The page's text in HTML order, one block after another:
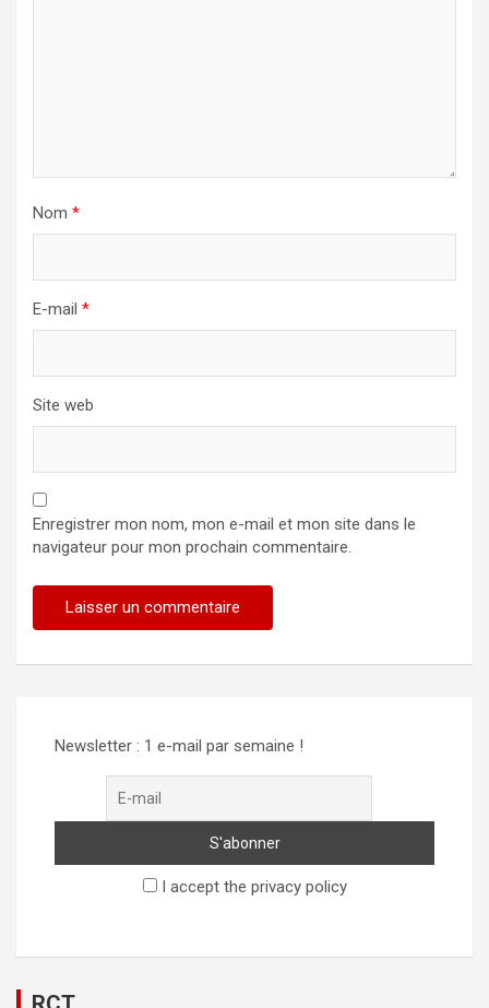
Nom *
E-mail *
Site web
Enregistrer mon nom, mon e-mail et mon site dans le
navigateur pour mon prochain commentaire.
Newsletter : 1 e-mail par semaine !
I accept the privacy policy